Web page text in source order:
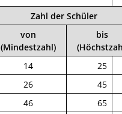
Zahl der Schüler
von
(Mindestzahl)
bis
14
25
26
45
46
65